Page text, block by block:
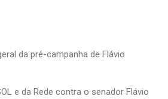
da pré-campanha de Flávio
e da Rede contra o senador Flávio